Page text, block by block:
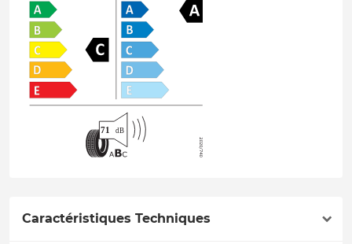
Caractéristiques Techniques